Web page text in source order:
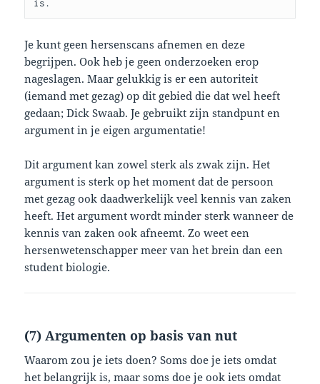
is.
Je kunt geen hersenscans afnemen en deze
begrijpen. Ook heb je geen onderzoeken erop
nageslagen. Maar gelukkig is er een autoriteit
(iemand met gezag) op dit gebied die dat wel heeft
gedaan; Dick Swaab. Je gebruikt zijn standpunt en
argument in je eigen argumentatie!
Dit argument kan zowel sterk als zwak zijn. Het
argument is sterk op het moment dat de persoon
met gezag ook daadwerkelijk veel kennis van zaken
heeft. Het argument wordt minder sterk wanneer de
kennis van zaken ook afneemt. Zo weet een
hersenwetenschapper meer van het brein dan een
student biologie.
(7) Argumenten op basis van nut
Waarom zou je iets doen? Soms doe je iets omdat
het belangrijk is, maar soms doe je ook iets omdat